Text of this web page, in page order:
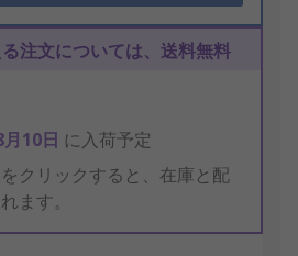
注文については、送料無料
10日 に入荷予定
をクリックすると、在庫と配
ます。